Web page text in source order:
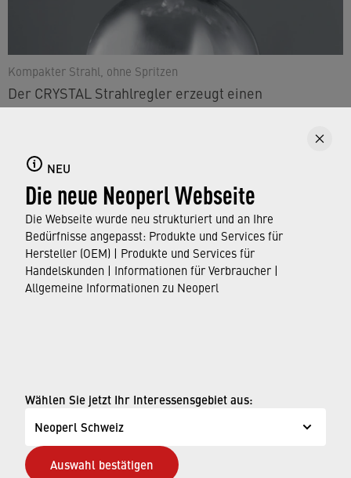
NEU
Die neue Neoperl Webseite
Die Webseite wurde neu strukturiert und an Ihre
Bedürfnisse angepasst: Produkte und Services für
Hersteller (OEM) | Produkte und Services für
Handelskunden | Informationen für Verbraucher |
Allgemeine Informationen zu Neoperl
Wählen Sie jetzt Ihr Interessensgebiet aus:
Neoperl Schweiz
Auswahl bestätigen
Kompakter Strahl, ohne Spritzen
Der CRYSTAL Strahlregler erzeugt einen
Strahl bleibt kompakt und spritzfrei, selbst wenn er
aus einer großen Höhe fällt.
Der Strahlregler ist ab sofort für Handels- und
Distributionskunden erhältlich.
Hier finden Sie mehr Informationen zum CRYSTAL
Strahlregler.
Impressum
Datenschutzseite